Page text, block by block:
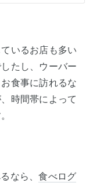
いるお店も多い
たし、ウーバー
食事に訪れるな
時間帯によって
なら、食べログ